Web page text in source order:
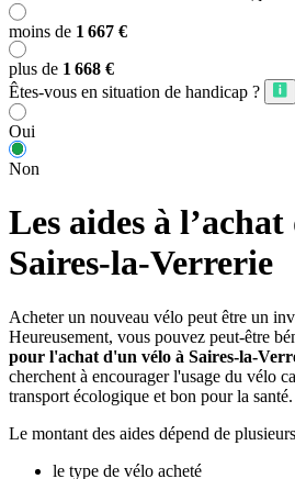
moins de 1 667 €
plus de 1 668 €
Êtes-vous en situation de handicap ?
Oui
Non
Les aides à l’achat
Saires-la-Verrerie
Acheter un nouveau vélo peut être un
Heureusement, vous pouvez peut-être
pour l'achat d'un vélo à Saires-la-
cherchent à encourager l'usage du vélo
transport écologique et bon pour la santé.
Le montant des aides dépend de
le type de vélo acheté